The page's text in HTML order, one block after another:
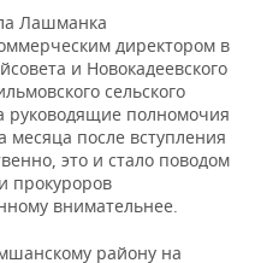
Лашманка
директором в
и Новокадеевского
сельского
руководящие полномочия
месяца после вступления
это и стало поводом
прокуроров
внимательнее.
району на